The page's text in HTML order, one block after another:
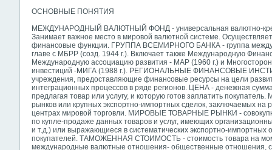
ОСНОВНЫЕ ПОНЯТИЯ
МЕЖДУНАРОДНЫЙ ВАЛЮТНЫЙ ФОНД - универсальная валютно-
Занимает важное место в мировой валютной системе.
финансовые функции. ГРУППА ВСЕМИРНОГО БАНКА - группа
главе с МБРР (созд. 1944 г.). Включает также Международную
Международную ассоциацию развития - MAP (1960 г.) и
инвестиций -МИГА (1988 г.). РЕГИОНАЛЬНЫЕ ФИНАНСОВЫЕ
учреждения, предоставляющие финансовые ресурсы на цели
интеграционных процессов в ряде регионов. ЦЕНА - денежная
предлагая товар или услугу, и которую готов заплатить
рынков или крупных экспортно-импортных сделок, заключаемых на
центрах мировой торговли. МИРОВЫЕ ТОВАРНЫЕ РЫНКИ -
по купле-продаже данных товаров и услуг, имеющих
и т.д.) или выражающиеся в систематических экспортно-
покупателей. ТАМОЖЕННАЯ СТОИМОСТЬ - стоимость товара на
международные валютные отношения- общественные отношения,